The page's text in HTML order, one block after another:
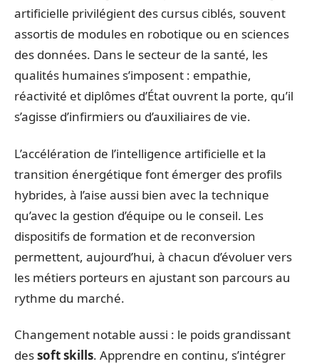
artificielle privilégient des cursus ciblés, souvent
assortis de modules en robotique ou en sciences
des données. Dans le secteur de la santé, les
qualités humaines s’imposent : empathie,
réactivité et diplômes d’État ouvrent la porte, qu’il
s’agisse d’infirmiers ou d’auxiliaires de vie.
L’accélération de l’intelligence artificielle et la
transition énergétique font émerger des profils
hybrides, à l’aise aussi bien avec la technique
qu’avec la gestion d’équipe ou le conseil. Les
dispositifs de formation et de reconversion
permettent, aujourd’hui, à chacun d’évoluer vers
les métiers porteurs en ajustant son parcours au
rythme du marché.
Changement notable aussi : le poids grandissant
dessoft skills. Apprendre en continu, s’intégrer